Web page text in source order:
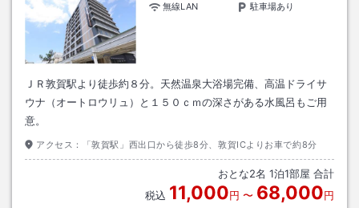
無線LAN
駐車場あり
ＪＲ敦賀駅より徒歩約８分。天然温泉大浴場完備、高温ドライサ
ウナ（オートロウリュ）と１５０ｃｍの深さがある水風呂もご用
意。
アクセス： 「敦賀駅」西出口から徒歩8分、敦賀ICよりお車で約8分
おとな2名 1泊1部屋 合計
税込 11,000円 〜 68,000円